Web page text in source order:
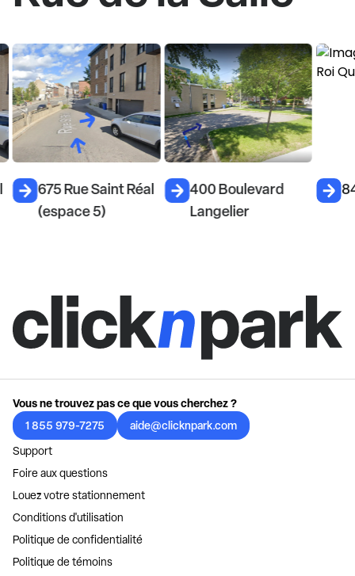
675 Rue Saint Réal
(espace 5)
400 Boulevard
Langelier
Vous ne trouvez pas ce que vous cherchez ?
1 855 979-7275
aide@clicknpark.com
Support
Foire aux questions
Louez votre stationnement
Conditions d'utilisation
Politique de confidentialité
Politique de témoins